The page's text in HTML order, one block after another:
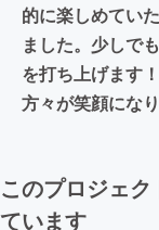
的に楽しめてい
ました。少しで
を打ち上げます
方々が笑顔にな
このプロジェ
ています